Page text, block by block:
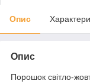
Опис
Опис
Порошок світло-